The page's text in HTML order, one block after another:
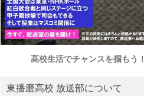
高校生活でチャンスを掴もう！
東播磨高校 放送部について